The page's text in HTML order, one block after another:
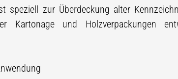
speziell zur Überdeckung alter
Kartonage und Holzverpackungen